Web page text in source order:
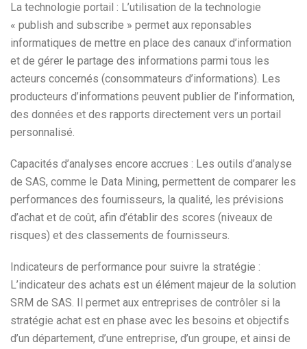
La technologie portail : L’utilisation de la technologie
« publish and subscribe » permet aux reponsables
informatiques de mettre en place des canaux d’information
et de gérer le partage des informations parmi tous les
acteurs concernés (consommateurs d’informations). Les
producteurs d’informations peuvent publier de l’information,
des données et des rapports directement vers un portail
personnalisé.
Capacités d’analyses encore accrues : Les outils d’analyse
de SAS, comme le Data Mining, permettent de comparer les
performances des fournisseurs, la qualité, les prévisions
d’achat et de coût, afin d’établir des scores (niveaux de
risques) et des classements de fournisseurs.
Indicateurs de performance pour suivre la stratégie :
L’indicateur des achats est un élément majeur de la solution
SRM de SAS. Il permet aux entreprises de contrôler si la
stratégie achat est en phase avec les besoins et objectifs
d’un département, d’une entreprise, d’un groupe, et ainsi de